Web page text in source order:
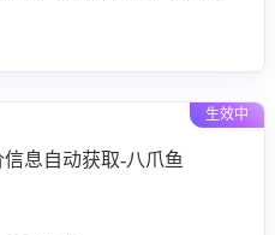
生效中
息自动获取-八爪鱼